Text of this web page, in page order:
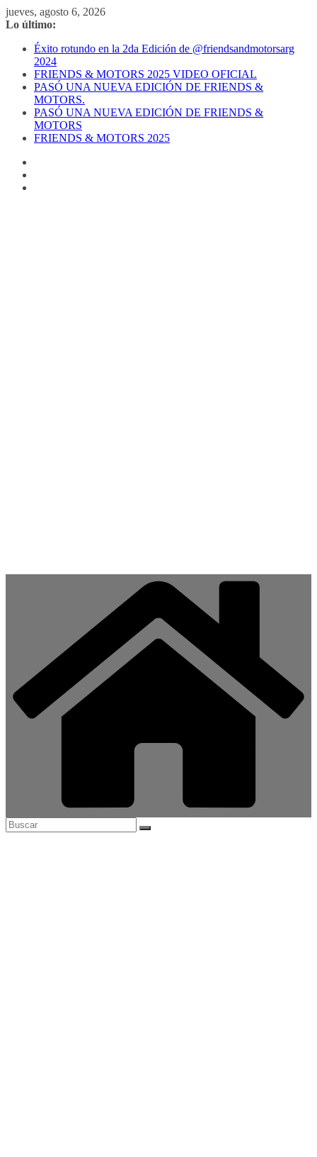
Saltar
al
jueves, agosto 6, 2026
Lo último:
Éxito rotundo en la 2da Edición de @friendsandmotorsarg
2024
FRIENDS & MOTORS 2025 VIDEO OFICIAL
PASÓ UNA NUEVA EDICIÓN DE FRIENDS &
MOTORS.
PASÓ UNA NUEVA EDICIÓN DE FRIENDS &
MOTORS
FRIENDS & MOTORS 2025